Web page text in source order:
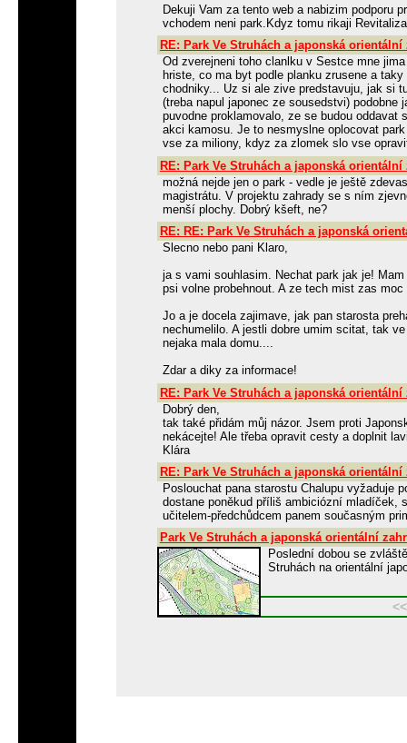
Dekuji Vam za tento web a nabizim podporu
vchodem neni park.Kdyz tomu rikaji
RE: Park Ve Struhách a japonská orientální
Od zverejneni toho clanlku v Sestce mne
hriste, co ma byt podle planku zrusene a
chodniky... Uz si ale zive predstavuju, jak si
(treba napul japonec ze sousedstvi)
puvodne proklamovalo, ze se budou
akci kamosu. Je to nesmyslne oplocovat
vse za miliony, kdyz za zlomek slo vse
RE: Park Ve Struhách a japonská orientální
možná nejde jen o park - vedle je ještě
magistrátu. V projektu zahrady se s ním
menší plochy. Dobrý kšeft, ne?
RE: RE: Park Ve Struhách a japonská
Slecno nebo pani Klaro,
ja s vami souhlasim. Nechat park jak je!
psi volne probehnout. A ze tech mist zas
Jo a je docela zajimave, jak pan starosta
nechumelilo. A jestli dobre umim scitat, tak
nejaka mala domu....
Zdar a diky za informace!
RE: Park Ve Struhách a japonská orientální
Dobrý den,
tak také přidám můj názor. Jsem proti
nekácejte! Ale třeba opravit cesty a doplnit
Klára
RE: Park Ve Struhách a japonská orientální
Poslouchat pana starostu Chalupu vyžaduje
dostane poněkud příliš ambiciózní mladíček,
učitelem-předchůdcem panem současným
Park Ve Struhách a japonská orientální
Poslední dobou se
Struhách na orientální